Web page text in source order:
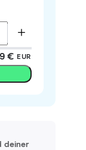
€ EUR
deiner